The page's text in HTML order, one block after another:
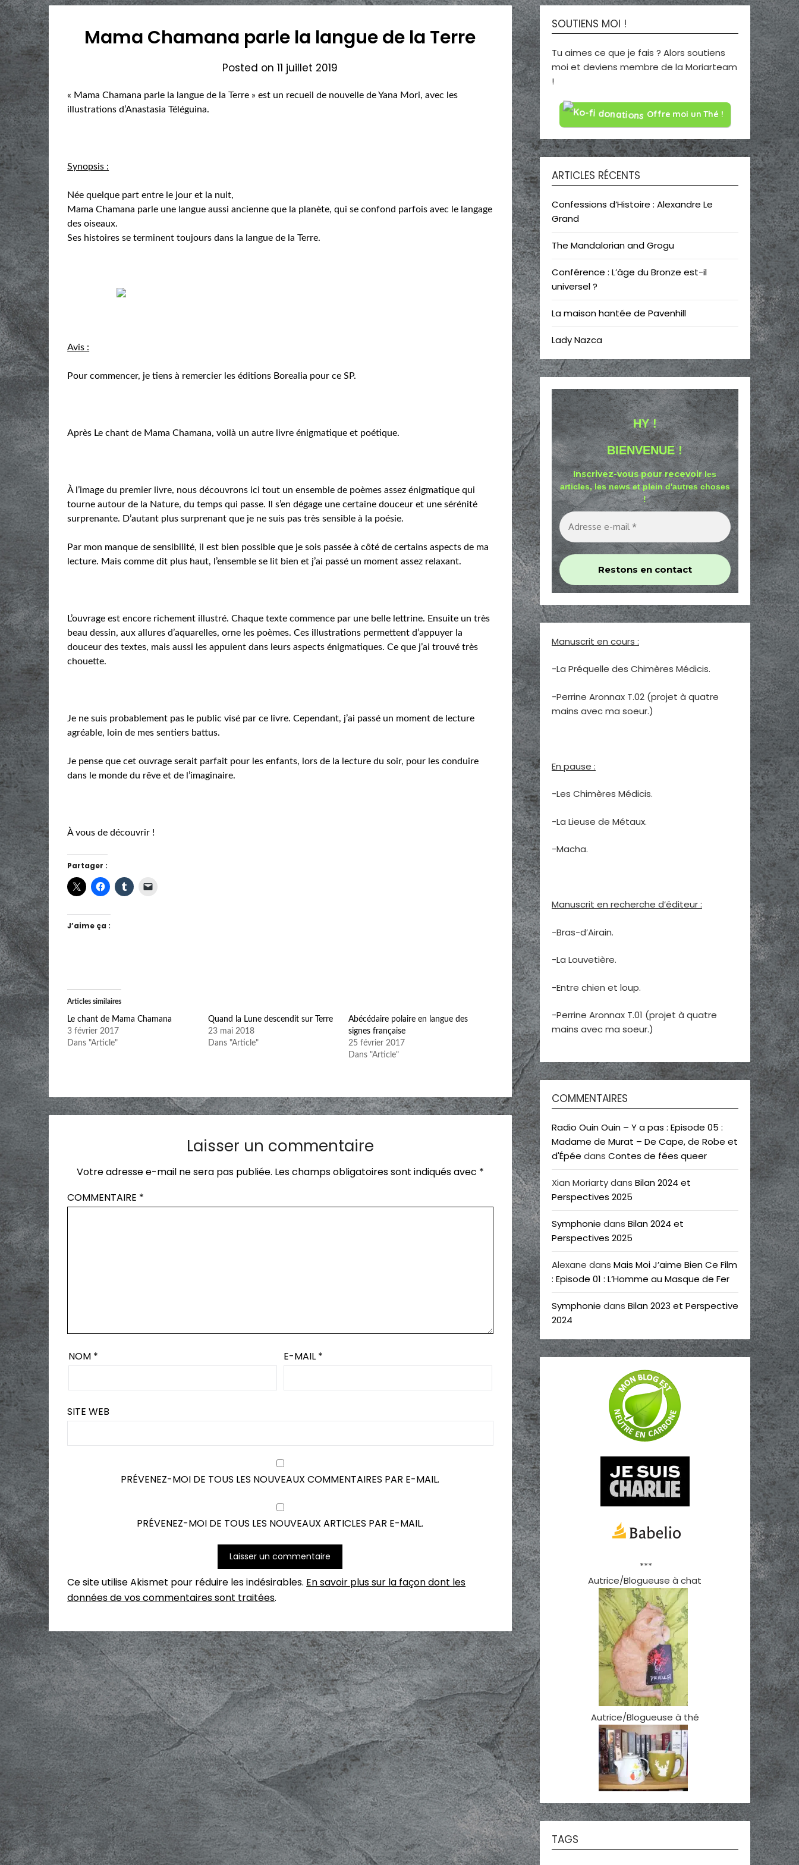
Mama Chamana parle la langue de la Terre
Posted on11 juillet 2019
« Mama Chamana parle la langue de la Terre » est un recueil de nouvelle de Yana Mori, avec les
illustrations d’Anastasia Téléguina.
Synopsis :
Née quelque part entre le jour et la nuit,
Mama Chamana parle une langue aussi ancienne que la planète, qui se confond parfois avec le langage
des oiseaux.
Ses histoires se terminent toujours dans la langue de la Terre.
Avis :
Pour commencer, je tiens à remercier les éditions Borealia pour ce SP.
Après Le chant de Mama Chamana, voilà un autre livre énigmatique et poétique.
À l’image du premier livre, nous découvrons ici tout un ensemble de poèmes assez énigmatique qui
tourne autour de la Nature, du temps qui passe. Il s’en dégage une certaine douceur et une sérénité
surprenante. D’autant plus surprenant que je ne suis pas très sensible à la poésie.
Par mon manque de sensibilité, il est bien possible que je sois passée à côté de certains aspects de ma
lecture. Mais comme dit plus haut, l’ensemble se lit bien et j’ai passé un moment assez relaxant.
L’ouvrage est encore richement illustré. Chaque texte commence par une belle lettrine. Ensuite un très
beau dessin, aux allures d’aquarelles, orne les poèmes. Ces illustrations permettent d’appuyer la
douceur des textes, mais aussi les appuient dans leurs aspects énigmatiques. Ce que j’ai trouvé très
chouette.
Je ne suis probablement pas le public visé par ce livre. Cependant, j’ai passé un moment de lecture
agréable, loin de mes sentiers battus.
Je pense que cet ouvrage serait parfait pour les enfants, lors de la lecture du soir, pour les conduire
dans le monde du rêve et de l’imaginaire.
À vous de découvrir !
Partager :
J’aime ça :
Articles similaires
Le chant de Mama Chamana
3 février 2017
Dans "Article"
Quand la Lune descendit sur Terre
23 mai 2018
Dans "Article"
Abécédaire polaire en langue des
signes française
25 février 2017
Dans "Article"
Laisser un commentaire
Votre adresse e-mail ne sera pas publiée. Les champs obligatoires sont indiqués avec *
COMMENTAIRE *
NOM * E-MAIL *
SITE WEB
PRÉVENEZ-MOI DE TOUS LES NOUVEAUX COMMENTAIRES PAR E-MAIL.
PRÉVENEZ-MOI DE TOUS LES NOUVEAUX ARTICLES PAR E-MAIL.
Ce site utilise Akismet pour réduire les indésirables. En savoir plus sur la façon dont les
données de vos commentaires sont traitées.
SOUTIENS MOI !
Tu aimes ce que je fais ? Alors soutiens
moi et deviens membre de la Moriarteam
!
Offre moi un Thé !
ARTICLES RÉCENTS
Confessions d’Histoire : Alexandre Le
Grand
The Mandalorian and Grogu
Conférence : L’âge du Bronze est-il
universel ?
La maison hantée de Pavenhill
Lady Nazca
HY !
BIENVENUE !
Inscrivez-vous pour recevoirles
articles, les news et plein d'autres choses
!
Manuscrit en cours :
-La Préquelle des Chimères Médicis.
-Perrine Aronnax T.02 (projet à quatre
mains avec ma soeur.)
En pause :
-Les Chimères Médicis.
-La Lieuse de Métaux.
-Macha.
Manuscrit en recherche d’éditeur :
-Bras-d’Airain.
-La Louvetière.
-Entre chien et loup.
-Perrine Aronnax T.01 (projet à quatre
mains avec ma soeur.)
COMMENTAIRES
Radio Ouin Ouin – Y a pas : Episode 05 :
Madame de Murat – De Cape, de Robe et
d'Épée dans Contes de fées queer
Xian Moriartydans Bilan 2024 et
Perspectives 2025
Symphonie dans Bilan 2024 et
Perspectives 2025
Alexane dans Mais Moi J’aime Bien Ce Film
: Episode 01 : L’Homme au Masque de Fer
Symphonie dans Bilan 2023 et Perspective
2024
***
Autrice/Blogueuse à chat
Autrice/Blogueuse à thé
TAGS